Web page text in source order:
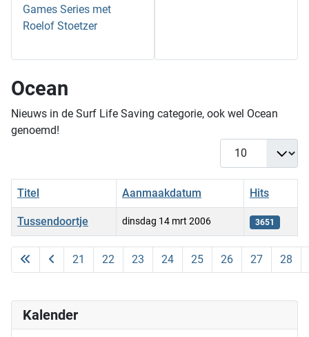
Games Series met
Roelof Stoetzer
Ocean
Nieuws in de Surf Life Saving categorie, ook wel Ocean
genoemd!
Toon #
Titel Aanmaakdatum Hits
Tussendoortje dinsdag 14 mrt 2006 3651
21 22 23 24 25 26 27 28
Kalender